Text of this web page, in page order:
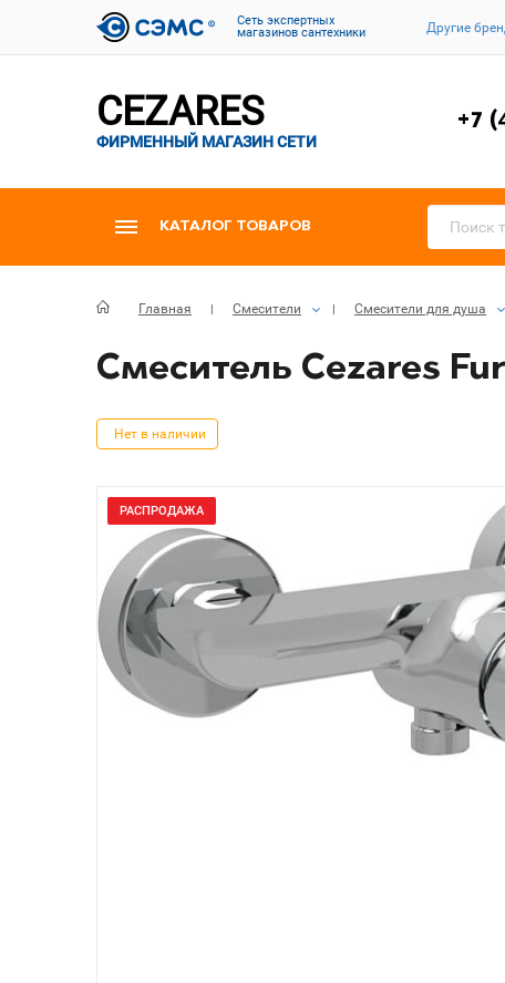
Cеть экспертных
магазинов сантехники
Другие
CEZARES
ФИРМЕННЫЙ МАГАЗИН СЕТИ
+7
КАТАЛОГ ТОВАРОВ
Главная Смесители Смесители для душа
Смеситель Cezares
Нет в наличии
РАСПРОДАЖА